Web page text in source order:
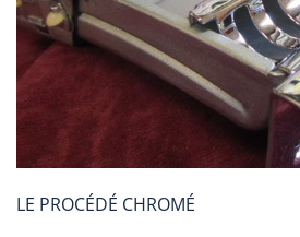
LE PROCÉDÉ CHROMÉ